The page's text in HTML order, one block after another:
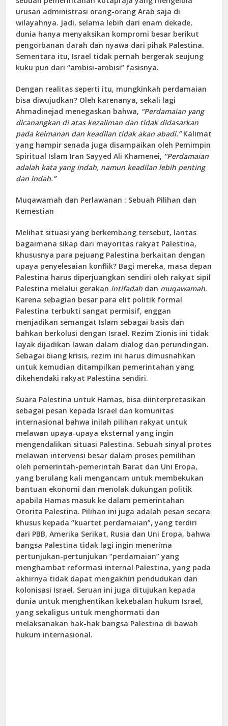
urusan administrasi orang-orang Arab saja di
wilayahnya. Jadi, selama lebih dari enam dekade,
dunia hanya menyaksikan kompromi besar berikut
pengorbanan darah dan nyawa dari pihak Palestina.
Sementara itu, Israel tidak pernah bergerak seujung
kuku pun dari “ambisi-ambisi” fasisnya.
Dengan realitas seperti itu, mungkinkah perdamaian
bisa diwujudkan? Oleh karenanya, sekali lagi
Ahmadinejad menegaskan bahwa, “Perdamaian yang
dicanangkan di atas kezaliman dan tidak didasarkan
pada keimanan dan keadilan tidak akan abadi.”Kalimat
yang hampir senada juga disampaikan oleh Pemimpin
Spiritual Islam Iran Sayyed Ali Khamenei, “Perdamaian
adalah kata yang indah, namun keadilan lebih penting
dan indah.”
Muqawamah dan Perlawanan : Sebuah Pilihan dan
Kemestian
Melihat situasi yang berkembang tersebut, lantas
bagaimana sikap dari mayoritas rakyat Palestina,
khususnya para pejuang Palestina berkaitan dengan
upaya penyelesaian konflik? Bagi mereka, masa depan
Palestina harus diperjuangkan sendiri oleh rakyat sipil
Palestina melalui gerakan intifadah dan muqawamah.
Karena sebagian besar para elit politik formal
Palestina terbukti sangat permisif, enggan
menjadikan semangat Islam sebagai basis dan
bahkan berkolusi dengan Israel. Rezim Zionis ini tidak
layak dijadikan lawan dalam dialog dan perundingan.
Sebagai biang krisis, rezim ini harus dimusnahkan
untuk kemudian ditampilkan pemerintahan yang
dikehendaki rakyat Palestina sendiri.
Suara Palestina untuk Hamas, bisa diinterpretasikan
sebagai pesan kepada Israel dan komunitas
internasional bahwa inilah pilihan rakyat untuk
melawan upaya-upaya eksternal yang ingin
mengendalikan situasi Palestina. Sebuah sinyal protes
melawan intervensi besar dalam proses pemilihan
oleh pemerintah-pemerintah Barat dan Uni Eropa,
yang berulang kali mengancam untuk membekukan
bantuan ekonomi dan menolak dukungan politik
apabila Hamas masuk ke dalam pemerintahan
Otorita Palestina. Pilihan ini juga adalah pesan secara
khusus kepada “kuartet perdamaian”, yang terdiri
dari PBB, Amerika Serikat, Rusia dan Uni Eropa, bahwa
bangsa Palestina tidak lagi ingin menerima
pertunjukan-pertunjukan “perdamaian” yang
menghambat reformasi internal Palestina, yang pada
akhirnya tidak dapat mengakhiri pendudukan dan
kolonisasi Israel. Seruan ini juga ditujukan kepada
dunia untuk menghentikan kekebalan hukum Israel,
yang sekaligus untuk menghormati dan
melaksanakan hak-hak bangsa Palestina di bawah
hukum internasional.